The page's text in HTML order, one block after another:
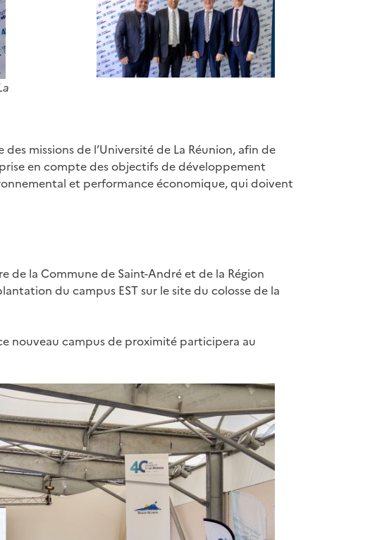
missions de l’Université de La Réunion, afin de
en compte des objectifs de développement
et performance économique, qui doivent
la Commune de Saint-André et de la Région
du campus EST sur le site du colosse de la
nouveau campus de proximité participera au